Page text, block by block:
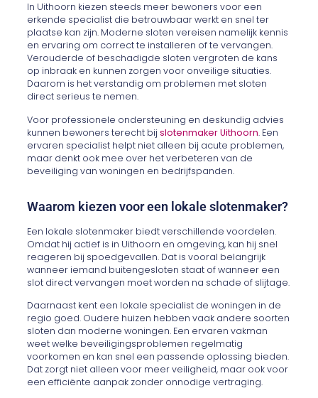
In Uithoorn kiezen steeds meer bewoners voor een
erkende specialist die betrouwbaar werkt en snel ter
plaatse kan zijn. Moderne sloten vereisen namelijk kennis
en ervaring om correct te installeren of te vervangen.
Verouderde of beschadigde sloten vergroten de kans
op inbraak en kunnen zorgen voor onveilige situaties.
Daarom is het verstandig om problemen met sloten
direct serieus te nemen.
Voor professionele ondersteuning en deskundig advies
kunnen bewoners terecht bijslotenmaker Uithoorn. Een
ervaren specialist helpt niet alleen bij acute problemen,
maar denkt ook mee over het verbeteren van de
beveiliging van woningen en bedrijfspanden.
Waarom kiezen voor een lokale slotenmaker?
Een lokale slotenmaker biedt verschillende voordelen.
Omdat hij actief is in Uithoorn en omgeving, kan hij snel
reageren bij spoedgevallen. Dat is vooral belangrijk
wanneer iemand buitengesloten staat of wanneer een
slot direct vervangen moet worden na schade of slijtage.
Daarnaast kent een lokale specialist de woningen in de
regio goed. Oudere huizen hebben vaak andere soorten
sloten dan moderne woningen. Een ervaren vakman
weet welke beveiligingsproblemen regelmatig
voorkomen en kan snel een passende oplossing bieden.
Dat zorgt niet alleen voor meer veiligheid, maar ook voor
een efficiënte aanpak zonder onnodige vertraging.